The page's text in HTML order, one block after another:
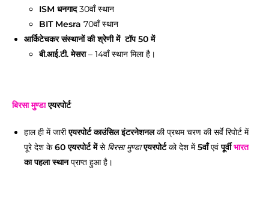
ISM धनगाद30वाँ स्थान
BIT Mesra 70वाँ स्थान
आर्किटेचकर संस्थानों की श्रेणी में टॉप 50 में
बी.आई.टी. मेसरा– 14वाँ स्थान मिला है।
बिरसा मुण्डाएयरपोर्ट
हाल ही में जारीएयरपोर्ट काउंसिल इंटरनेशनलकी प्रथम चरण की सर्वे रिपोर्ट में
पूरे देश के60 एयरपोर्ट मेंसे बिरसा मुण्डाएयरपोर्टको देश में5वाँएवंपूर्वीभारत
का पहला स्थानप्राप्त हुआ है।